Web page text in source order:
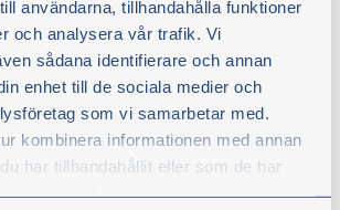
användarna, tillhandahålla funktioner
och analysera vår trafik. Vi
sådana identifierare och annan
enhet till de sociala medier och
som vi samarbetar med.
kombinera informationen med annan
har tillhandahållit eller som de har